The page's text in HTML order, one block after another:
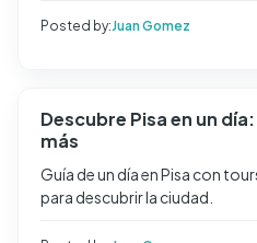
Posted by:Juan Gomez
Descubre Pisa en un
más
Guía de un día en Pisa con
para descubrir la ciudad.